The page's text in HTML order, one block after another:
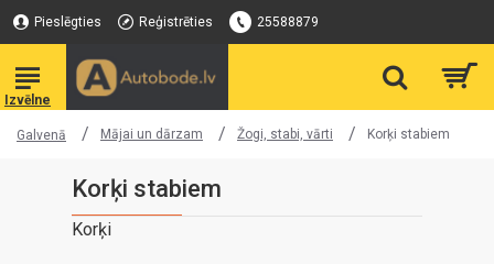
Pieslēgties Reģistrēties 25588879
Galvenā Mājai un dārzam Žogi, stabi, vārti Korķi stabiem
Korķi stabiem
Korķi